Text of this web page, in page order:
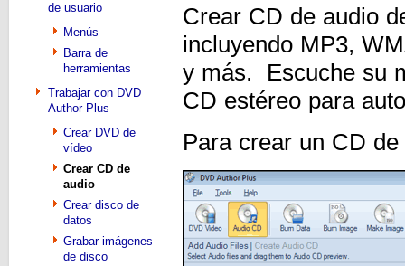
de usuario
Menús
Barra de
herramientas
Trabajar con DVD
Author Plus
Crear DVD de
vídeo
Crear CD de
audio
Crear disco de
datos
Grabar imágenes
de disco
Crear CD de audio
incluyendo MP3,
y más. Escuche su
CD estéreo para
Para crear un CD